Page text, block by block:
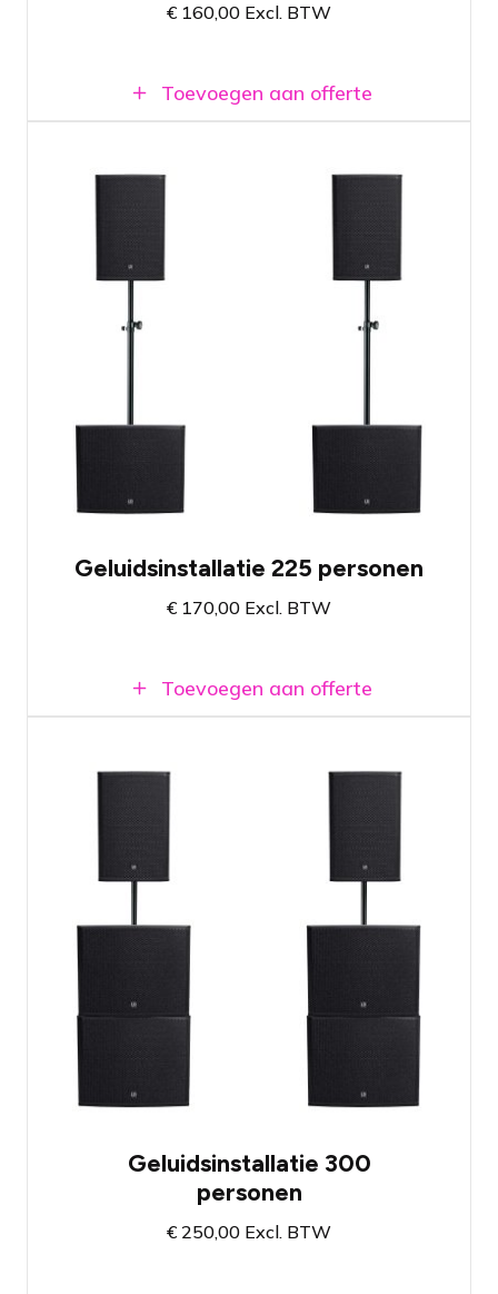
€ 160,00 Excl. BTW
Toevoegen aan offerte
Geluidssysteem met twee 15"
topspeakers en twee krachtige 18"
Krachtig geluidssysteem met 2 subs en 2
Beschikbaar bij vestiging Amsterdam en
Breda
Geluidsinstallatie 225 personen
€ 170,00 Excl. BTW
Toevoegen aan offerte
Geluidssysteem met twee 15"
topspeakers en vier krachtige 18"
subwoofers
Ingebouwde versterkers, kabels
inbegrepen
Krachtig geluidssysteem met diepe bass
Beschikbaar bij vestiging Amsterdam en
Geluidsinstallatie 300
personen
€ 250,00 Excl. BTW